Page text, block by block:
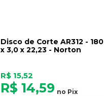
Disco de Corte AR312 - 180
x 3,0 x 22,23 - Norton
R$ 15,52
R$ 14,59 no Pix